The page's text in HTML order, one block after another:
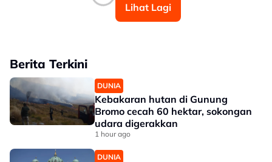
Lihat Lagi
Berita Terkini
DUNIA
Kebakaran hutan di Gunung
Bromo cecah 60 hektar, sokongan
udara digerakkan
1 hour ago
DUNIA